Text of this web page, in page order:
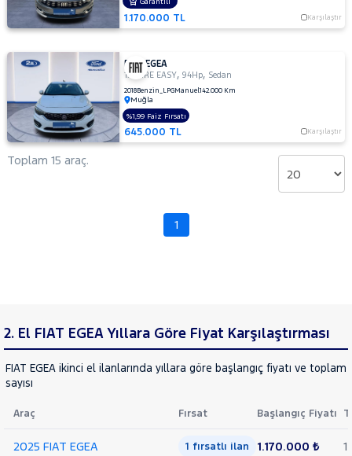
TESLA
TOYOTA
TRAKTÖR
VOLKSWAGEN
VOLVO
1.170.000 TL Karşılaştır
FIAT EGEA
1.4 FIRE EASY,94Hp, Sedan
2018Benzin_LPGManuel142.000 Km
Muğla
645.000 TL Karşılaştır
%1,99 Faiz Fırsatı
Toplam 15 araç.
1
2. El FIAT EGEA Yıllara Göre Fiyat Karşılaştırması
FIAT EGEA ikinci el ilanlarında yıllara göre başlangıç fiyatı ve toplam
sayısı
Araç Fırsat Başlangıç Fiyatı
2025 FIAT EGEA 1 fırsatlı ilan 1.170.000 ₺ 1